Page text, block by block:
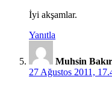
İyi akşamlar.
Yanıtla
Muhsin Bakır
27 Ağustos 2011,